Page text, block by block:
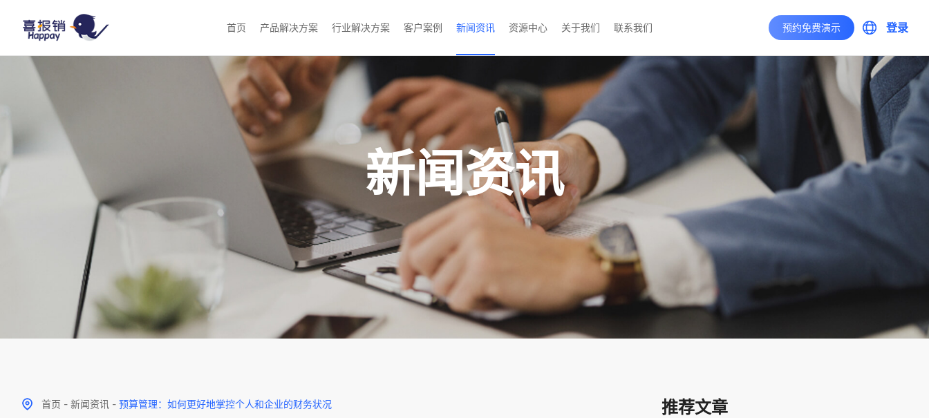
首页 产品解决方案 行业解决方案 客户案例 新闻资讯 资源中心 关于我们 联系我们 预约免费演示 登录
新闻资讯
首页 - 新闻资讯 - 预算管理：如何更好地掌控个人和企业的财务状况 推荐文章